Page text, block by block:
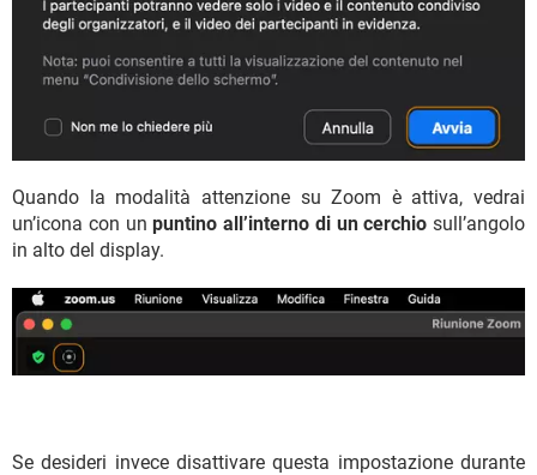
Quando la modalità attenzione su Zoom è attiva, vedrai
un’icona con unpuntino all’interno di un cerchio sull’angolo
in alto del display.
Se desideri invece disattivare questa impostazione durante